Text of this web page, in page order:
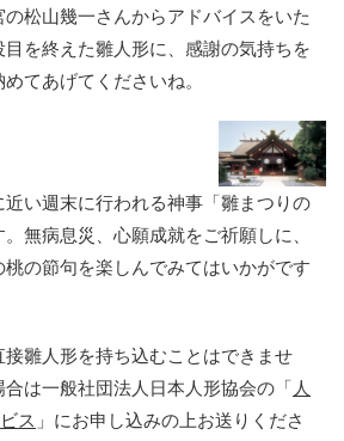
の松山幾一さんからアドバイスをいた
を終えた雛人形に、感謝の気持ちを
てあげてくださいね。
近い週末に行われる神事「雛まつりの
無病息災、心願成就をご祈願しに、
の節句を楽しんでみてはいかがです
雛人形を持ち込むことはできませ
は一般社団法人日本人形協会の「人
ス 」にお申し込みの上お送りくださ